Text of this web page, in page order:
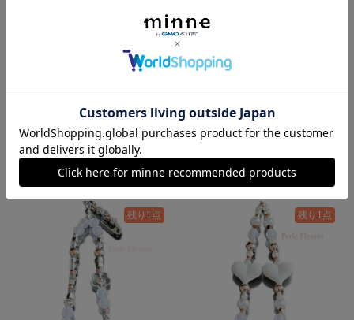
ビーズストラップ
1,000円
ビーズストラップ
1,000円
残り1点 残り1点